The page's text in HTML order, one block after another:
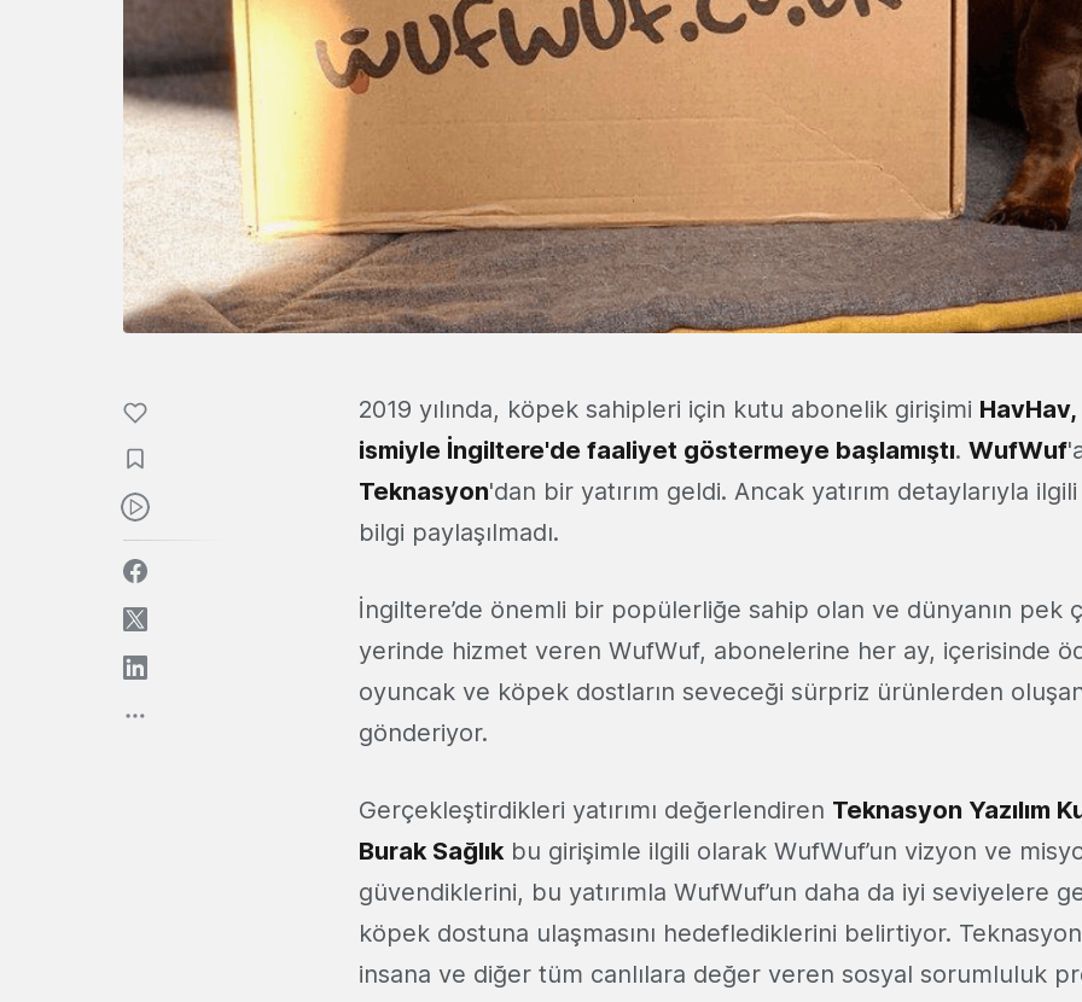
2019 yılında, köpek sahipleri için kutu abonelik girişimi
ismiyle İngiltere'de faaliyet göstermeye başlamıştı. WufWuf
Teknasyon'dan bir yatırım geldi. Ancak yatırım detaylarıyla
bilgi paylaşılmadı.
İngiltere’de önemli bir popülerliğe sahip olan ve dünyanın pek
yerinde hizmet veren WufWuf, abonelerine her ay, içerisinde
oyuncak ve köpek dostların seveceği sürpriz ürünlerden
gönderiyor.
Gerçekleştirdikleri yatırımı değerlendiren Teknasyon Yazılım
Burak Sağlıkbu girişimle ilgili olarak WufWuf’un vizyon ve
güvendiklerini, bu yatırımla WufWuf’un daha da iyi seviyelere
köpek dostuna ulaşmasını hedeflediklerini belirtiyor.
insana ve diğer tüm canlılara değer veren sosyal sorumluluk